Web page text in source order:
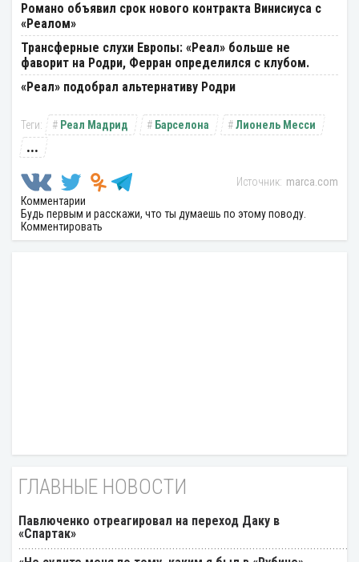
Романо объявил срок нового контракта Винисиуса с
«Реалом»
Трансферные слухи Европы: «Реал» больше не
фаворит на Родри, Ферран определился с клубом.
«Реал» подобрал альтернативу Родри
Реал Мадрид Барселона Лионель Месси
...
marca.com
Комментарии
Будь первым и расскажи, что ты думаешь по этому поводу.
Комментировать
ГЛАВНЫЕ НОВОСТИ
Павлюченко отреагировал на переход Даку в
«Спартак»